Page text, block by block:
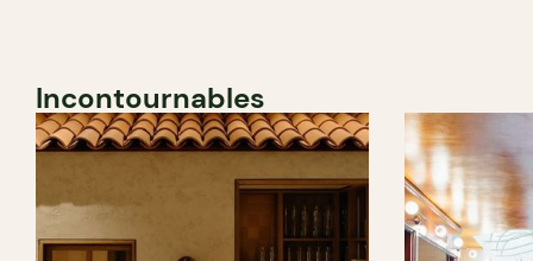
Incontournables